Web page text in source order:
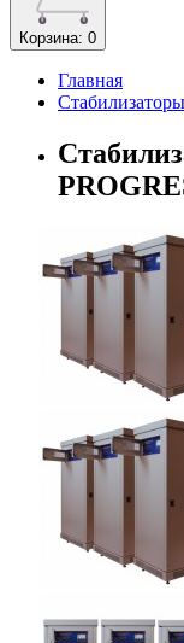
Корзина: 0
Главная